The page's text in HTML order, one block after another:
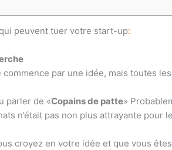
peuvent tuer votre start-up:
par une idée, mais toutes
parler de «Copains de patte»
n’était pas non plus attrayante pour
croyez en votre idée et que vous êtes